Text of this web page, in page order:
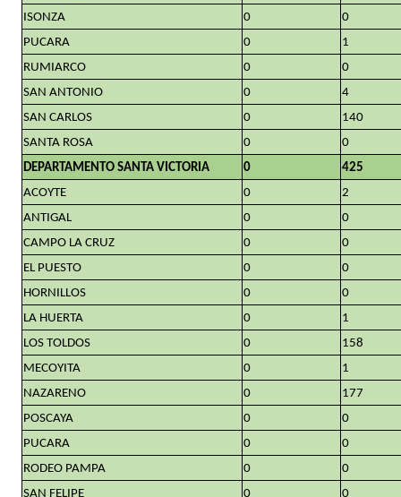
ISONZA
0
0
PUCARA
0
1
RUMIARCO
0
0
SAN ANTONIO
0
4
SAN CARLOS
0
140
SANTA ROSA
0
0
DEPARTAMENTO SANTA VICTORIA
0
425
ACOYTE
0
2
ANTIGAL
0
0
CAMPO LA CRUZ
0
0
EL PUESTO
0
0
HORNILLOS
0
0
LA HUERTA
0
1
LOS TOLDOS
0
158
MECOYITA
0
1
NAZARENO
0
177
POSCAYA
0
0
PUCARA
0
0
RODEO PAMPA
0
0
SAN FELIPE
0
0